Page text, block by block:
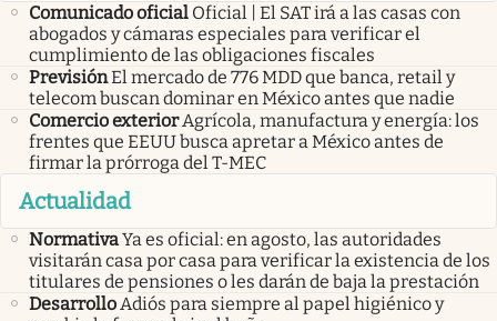
Comunicado oficial Oficial | El SAT irá a las casas con
abogados y cámaras especiales para verificar el
cumplimiento de las obligaciones fiscales
PrevisiónEl mercado de 776 MDD que banca, retail y
telecom buscan dominar en México antes que nadie
Comercio exterior Agrícola, manufactura y energía: los
frentes que EEUU busca apretar a México antes de
firmar la prórroga del T-MEC
Actualidad
NormativaYa es oficial: en agosto, las autoridades
visitarán casa por casa para verificar la existencia de los
titulares de pensiones o les darán de baja la prestación
DesarrolloAdiós para siempre al papel higiénico y